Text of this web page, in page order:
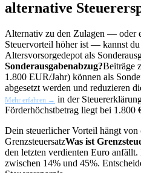
alternative
Alternativ zu den Zulagen — oder
Steuervorteil höher ist — kannst
Altersvorsorgedepot als
Sonderausgabenabzug?Beiträge
1.800 EUR/Jahr) können als
abgesetzt werden und reduzieren
Mehr erfahren → in der
Förderhöchstbetrag liegt bei 1.800
Dein steuerlicher Vorteil hängt von
GrenzsteuersatzWas ist
den letzten verdienten Euro
zwischen 14% und 45%.